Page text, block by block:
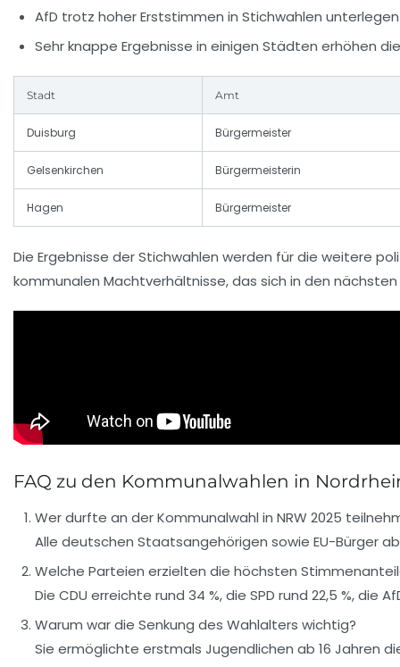
AfD trotz hoher Erststimmen in Stichwahlen unterlegen
Sehr knappe Ergebnisse in einigen Städten erhöhen
Stadt Amt
Duisburg Bürgermeister
Gelsenkirchen Bürgermeisterin
Hagen Bürgermeister
Die Ergebnisse der Stichwahlen werden für die weitere
kommunalen Machtverhältnisse, das sich in den
FAQ zu den Kommunalwahlen in
Wer durfte an der Kommunalwahl in NRW 2025
Alle deutschen Staatsangehörigen sowie EU-Bürger
Welche Parteien erzielten die höchsten
Die CDU erreichte rund 34 %, die SPD rund 22,5 %, die
Warum war die Senkung des Wahlalters wichtig?
Sie ermöglichte erstmals Jugendlichen ab 16 Jahren